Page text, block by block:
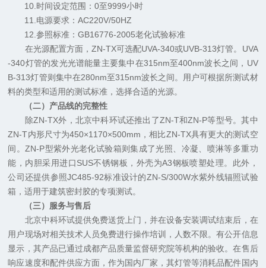
10.时间设定范围：0至9999小时
11.电源要求：AC220V/50HZ
12.参照标准：GB16776-2005老化试验标准
在光源配置方面，ZN-TX可选配UVA-340或UVB-313灯管。UVA
-340灯管的发光光谱能量主要集中在315nm至400nm波长之间，UV
B-313灯管则集中在280nm至315nm波长之间。用户可根据所测试材
料的类型和适用的测试标准，选择合适的光源。
（二）产品线的完整性
除ZN-TX外，北京中科环试还推出了ZN-T和ZN-P等型号。其中
ZN-T内形尺寸为450×1170×500mm，相比ZN-TX具有更大的测试空
间。ZN-P型紫外光老化试验箱则集成了光照、冷凝、喷淋等多重功
能，内胆采用进口SUS不锈钢板，外壳为A3钢板喷塑处理。此外，
公司还提供参照JC485-92标准设计的ZN-S/300W水紫外线辐照试验
箱，适用于建筑密封胶的专项测试。
（三）服务与售后
北京中科环试提供免费送货上门，并在设备安装调试结束后，在
用户现场对相关技术人员免费进行操作培训，人数不限。有公开信息
显示，其产品已通过成都产品质量监督研究院等机构的验收。在售后
响应速度和配件供应方面，作为国内厂家，其灯管等消耗品配件国内